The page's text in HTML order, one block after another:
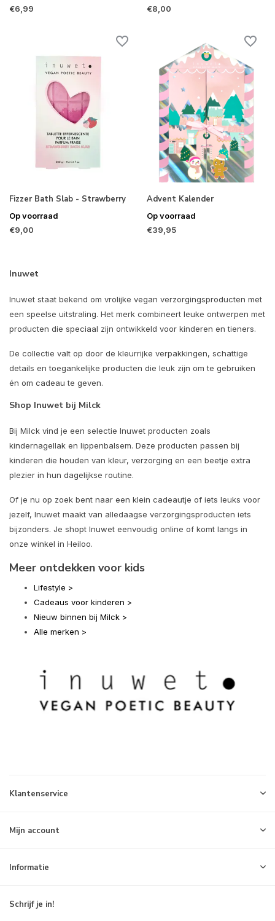
€6,99
€8,00
Fizzer Bath Slab - Strawberry
Op voorraad
€9,00
Advent Kalender
Op voorraad
€39,95
Inuwet
Inuwet staat bekend om vrolijke vegan verzorgingsproducten met
een speelse uitstraling. Het merk combineert leuke ontwerpen met
producten die speciaal zijn ontwikkeld voor kinderen en tieners.
De collectie valt op door de kleurrijke verpakkingen, schattige
details en toegankelijke producten die leuk zijn om te gebruiken
én om cadeau te geven.
Shop Inuwet bij Milck
Bij Milck vind je een selectie Inuwet producten zoals
kindernagellak en lippenbalsem. Deze producten passen bij
kinderen die houden van kleur, verzorging en een beetje extra
plezier in hun dagelijkse routine.
Of je nu op zoek bent naar een klein cadeautje of iets leuks voor
jezelf, Inuwet maakt van alledaagse verzorgingsproducten iets
bijzonders. Je shopt Inuwet eenvoudig online of komt langs in
onze winkel in Heiloo.
Meer ontdekken voor kids
Lifestyle >
Cadeaus voor kinderen >
Nieuw binnen bij Milck >
Alle merken >
Klantenservice
Mijn account
Informatie
Schrijf je in!